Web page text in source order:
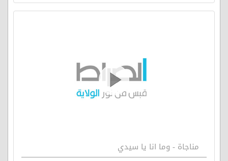
مناجاة - وما انا يا سيدي